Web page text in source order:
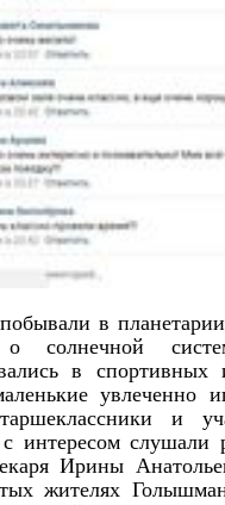
в
солнечной
в спортивных
увлеченно
и
с интересом слушали
Ирины
жителях